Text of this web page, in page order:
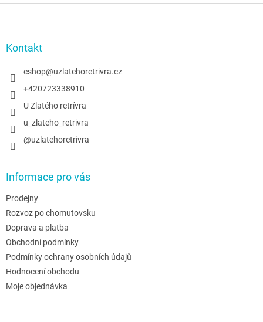
v
Kontakt
eshop@uzlatehoretrivra.cz
+420723338910
U Zlatého retrívra
u_zlateho_retrivra
@uzlatehoretrivra
Informace pro vás
Prodejny
Rozvoz po chomutovsku
Doprava a platba
Obchodní podmínky
Podmínky ochrany osobních údajů
Hodnocení obchodu
Moje objednávka